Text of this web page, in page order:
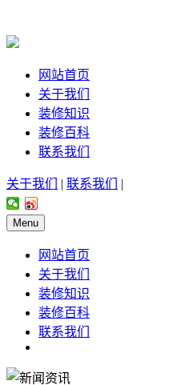
网站首页
关于我们
装修知识
装修百科
联系我们
关于我们 | 联系我们 |
Menu
网站首页
关于我们
装修知识
装修百科
联系我们